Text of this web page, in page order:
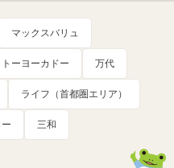
マックスバリュ
トーヨーカドー 万代
ライフ（首都圏エリア）
三和